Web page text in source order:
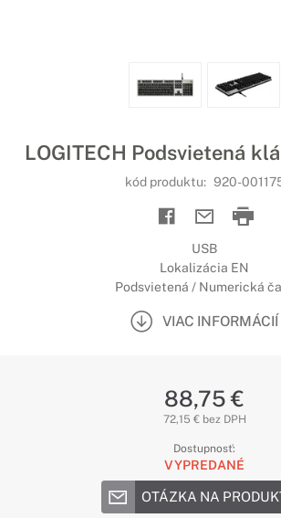
LOGITECH Podsvietená
kód produktu: 920-
USB
Lokalizácia EN
Podsvietená / Numerická
VIAC INFORMÁCIÍ
88,75 €
72,15 € bez DPH
Dostupnosť:
VYPREDANÉ
OTÁZKA NA